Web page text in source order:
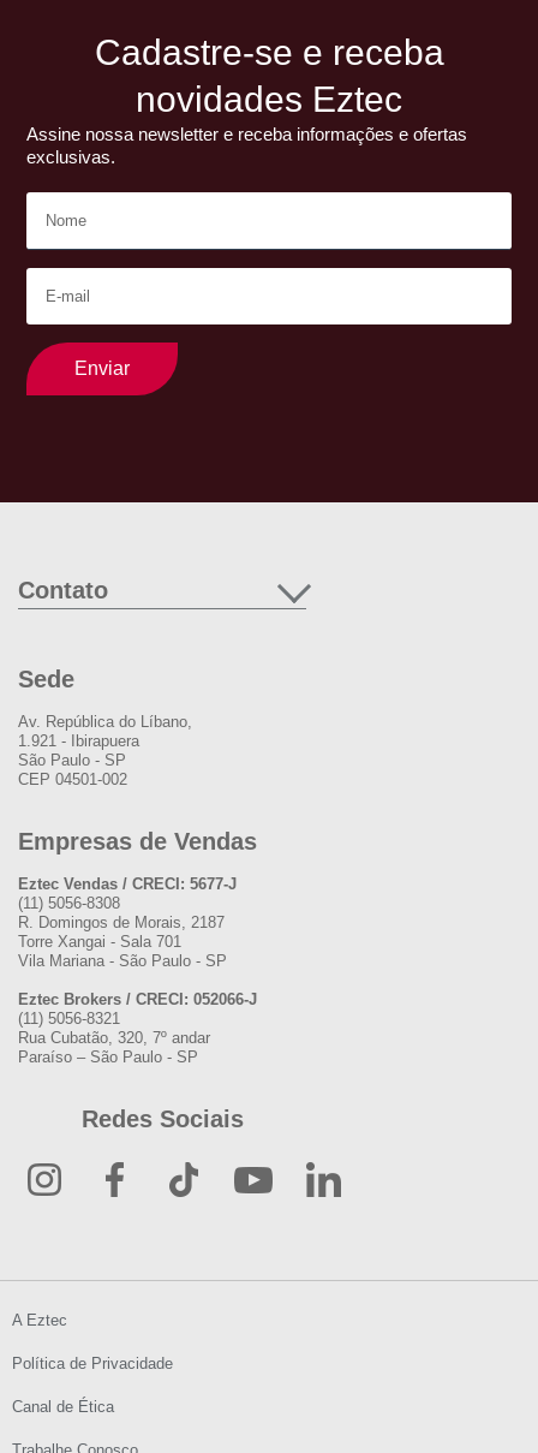
Cadastre-se e receba
novidades Eztec
Assine nossa newsletter e receba informações e ofertas
exclusivas.
Enviar
Contato
Sede
Av. República do Líbano,
1.921 - Ibirapuera
São Paulo - SP
CEP 04501-002
Empresas de Vendas
Eztec Vendas / CRECI: 5677-J
(11) 5056-8308
R. Domingos de Morais, 2187
Torre Xangai - Sala 701
Vila Mariana - São Paulo - SP
Eztec Brokers / CRECI: 052066-J
(11) 5056-8321
Rua Cubatão, 320, 7º andar
Paraíso – São Paulo - SP
Redes Sociais
A Eztec
Política de Privacidade
Canal de Ética